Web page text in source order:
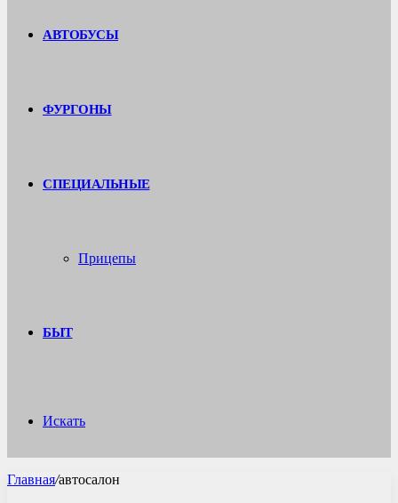
АВТОБУСЫ
ФУРГОНЫ
СПЕЦИАЛЬНЫЕ
Прицепы
БЫТ
Искать
Главная/автосалон